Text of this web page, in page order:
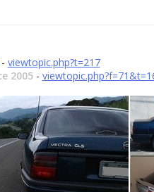
viewtopic.php?t=217
2005-